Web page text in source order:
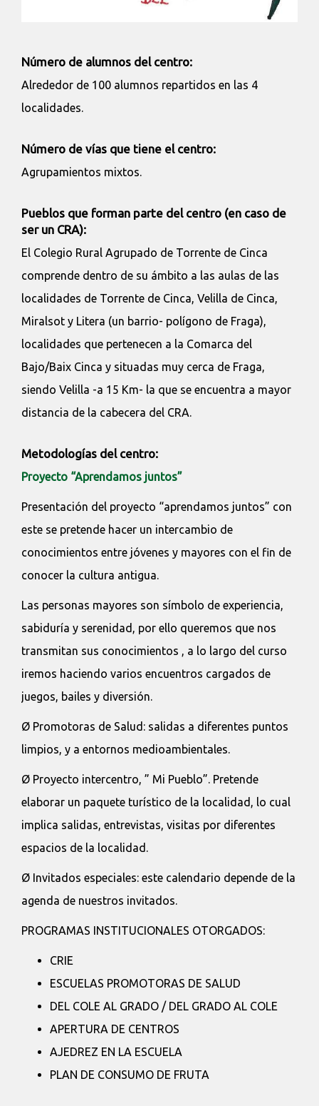
Número de alumnos del centro:
Alrededor de 100 alumnos repartidos en las 4
localidades.
Número de vías que tiene el centro:
Agrupamientos mixtos.
Pueblos que forman parte del centro (en caso de
ser un CRA):
El Colegio Rural Agrupado de Torrente de Cinca
comprende dentro de su ámbito a las aulas de las
localidades de Torrente de Cinca, Velilla de Cinca,
Miralsot y Litera (un barrio- polígono de Fraga),
localidades que pertenecen a la Comarca del
Bajo/Baix Cinca y situadas muy cerca de Fraga,
siendo Velilla -a 15 Km- la que se encuentra a mayor
distancia de la cabecera del CRA.
Metodologías del centro:
Proyecto “Aprendamos juntos”
Presentación del proyecto “aprendamos juntos” con
este se pretende hacer un intercambio de
conocimientos entre jóvenes y mayores con el fin de
conocer la cultura antigua.
Las personas mayores son símbolo de experiencia,
sabiduría y serenidad, por ello queremos que nos
transmitan sus conocimientos , a lo largo del curso
iremos haciendo varios encuentros cargados de
juegos, bailes y diversión.
Ø Promotoras de Salud: salidas a diferentes puntos
limpios, y a entornos medioambientales.
Ø Proyecto intercentro, ” Mi Pueblo”. Pretende
elaborar un paquete turístico de la localidad, lo cual
implica salidas, entrevistas, visitas por diferentes
espacios de la localidad.
Ø Invitados especiales: este calendario depende de la
agenda de nuestros invitados.
PROGRAMAS INSTITUCIONALES OTORGADOS:
CRIE
ESCUELAS PROMOTORAS DE SALUD
DEL COLE AL GRADO / DEL GRADO AL COLE
APERTURA DE CENTROS
AJEDREZ EN LA ESCUELA
PLAN DE CONSUMO DE FRUTA